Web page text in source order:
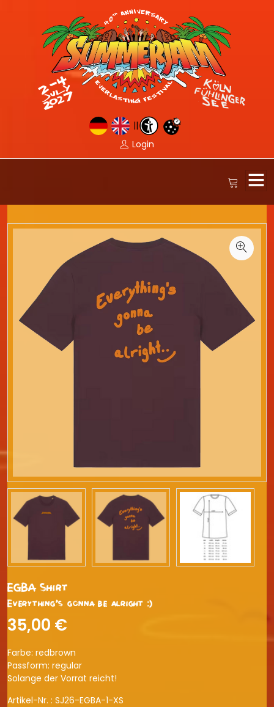
||
Login
EGBA Shirt
Everything's gonna be alright :)
35,00 €
Farbe: redbrown
Passform: regular
Solange der Vorrat reicht!
Artikel-Nr. : SJ26-EGBA-1-XS